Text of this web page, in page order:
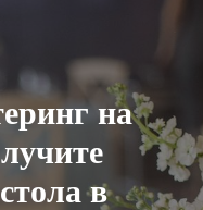
на
в